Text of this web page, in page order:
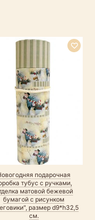
подарочная
тубус с ручками,
матовой бежевой
бумагой с рисунком
размер d9*h32,5
см.